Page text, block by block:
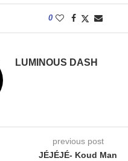
0
LUMINOUS DASH
previous post
JÉJÉJÉ- Koud Man